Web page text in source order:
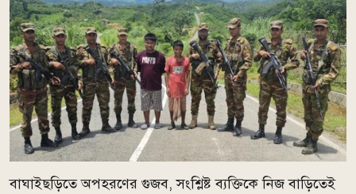
বাঘাইছড়িতে অপহরণের গুজব, সংশ্লিষ্ট ব্যক্তিকে নিজ বাড়িতেই